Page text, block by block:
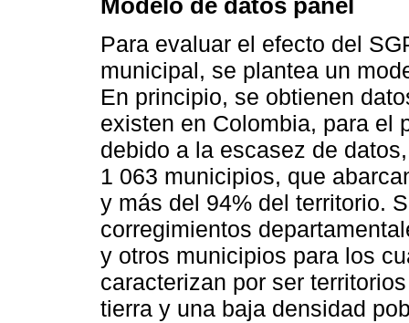
Para evaluar el efecto del
municipal, se plantea un
En principio, se obtienen
existen en Colombia, para el
debido a la escasez de
1 063 municipios, que
y más del 94% del territorio.
corregimientos
y otros municipios para los
caracterizan por ser
tierra y una baja densidad